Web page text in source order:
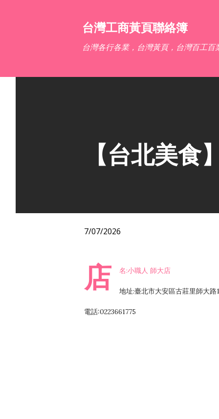
台灣工商黃頁聯絡簿
台灣各行各業，台灣黃頁，台灣百工百
【台北美食
7/07/2026
店 名:小職人 師大店
地址:臺北市大安區古莊里師大路
電話:0223661775